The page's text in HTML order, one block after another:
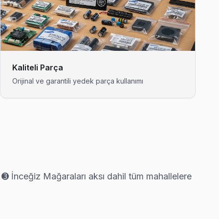
tamiri yapıyoruz.
anlayışımız bu.
Kaliteli Parça
Orijinal ve garantili yedek parça kullanımı
İnceğiz Mağaraları aksı dahil tüm mahallelere